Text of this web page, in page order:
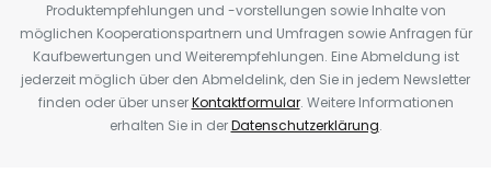
Produktempfehlungen und -vorstellungen sowie Inhalte von
möglichen Kooperationspartnern und Umfragen sowie Anfragen für
Kaufbewertungen und Weiterempfehlungen. Eine Abmeldung ist
jederzeit möglich über den Abmeldelink, den Sie in jedem Newsletter
finden oder über unserKontaktformular. Weitere Informationen
erhalten Sie in derDatenschutzerklärung.